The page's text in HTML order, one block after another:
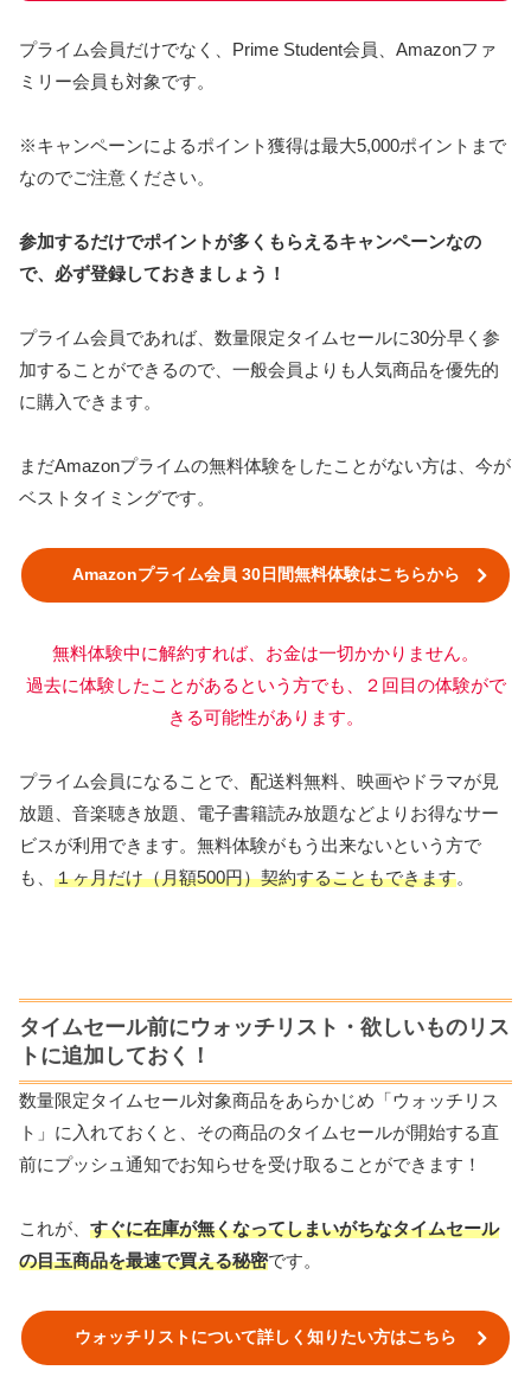
プライム会員だけでなく、Prime Student会員、Amazonファ
ミリー会員も対象です。
※キャンペーンによるポイント獲得は最大5,000ポイントまで
なのでご注意ください。
参加するだけでポイントが多くもらえるキャンペーンなの
で、必ず登録しておきましょう！
プライム会員であれば、数量限定タイムセールに30分早く参
加することができるので、一般会員よりも人気商品を優先的
に購入できます。
まだAmazonプライムの無料体験をしたことがない方は、今が
ベストタイミングです。
Amazonプライム会員 30日間無料体験はこちらから
無料体験中に解約すれば、お金は一切かかりません。
過去に体験したことがあるという方でも、２回目の体験がで
きる可能性があります。
プライム会員になることで、配送料無料、映画やドラマが見
放題、音楽聴き放題、電子書籍読み放題などよりお得なサー
ビスが利用できます。無料体験がもう出来ないという方で
も、 １ヶ月だけ（月額500円）契約することもできます。
タイムセール前にウォッチリスト・欲しいものリス
トに追加しておく！
数量限定タイムセール対象商品をあらかじめ「ウォッチリス
ト」に入れておくと、その商品のタイムセールが開始する直
前にプッシュ通知でお知らせを受け取ることができます！
これが、 すぐに在庫が無くなってしまいがちなタイムセール
の目玉商品を最速で買える秘密です。
ウォッチリストについて詳しく知りたい方はこちら